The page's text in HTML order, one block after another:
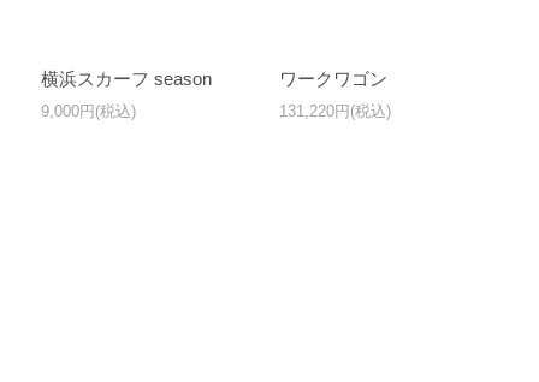
横浜スカーフ season
9,000円(税込)
ワークワゴン
131,220円(税込)